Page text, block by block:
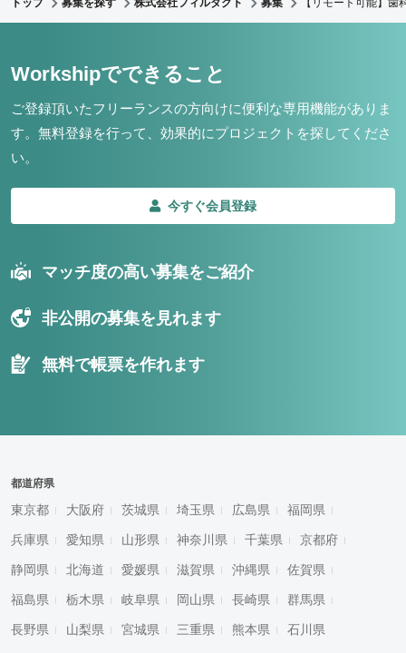
トップ 募集を探す 株式会社フィルダクト 募集 【リモート可能】
Workshipでできること
ご登録頂いたフリーランスの方向けに便利な専用機能がありま
す。 無料登録を行って、効果的にプロジェクトを探してくださ
い。
今すぐ会員登録
マッチ度の高い募集をご紹介
非公開の募集を見れます
無料で帳票を作れます
都道府県
東京都 大阪府 茨城県 埼玉県 広島県 福岡県
兵庫県 愛知県 山形県 神奈川県 千葉県 京都府
静岡県 北海道 愛媛県 滋賀県 沖縄県 佐賀県
福島県 栃木県 岐阜県 岡山県 長崎県 群馬県
長野県 山梨県 宮城県 三重県 熊本県 石川県